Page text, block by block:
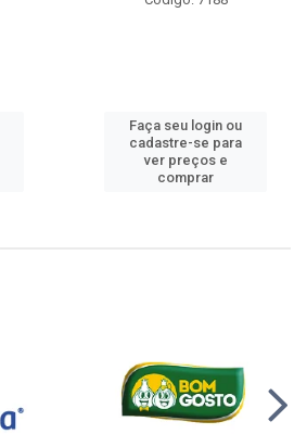
Faça seu login ou
cadastre-se para
ver preços e
comprar